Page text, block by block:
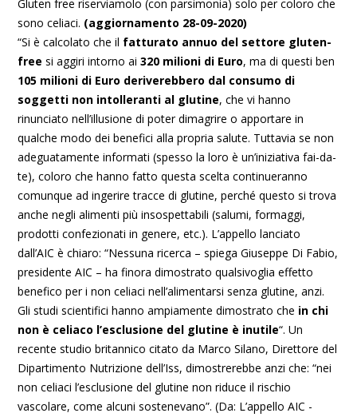
Gluten free riserviamolo (con parsimonia) solo per coloro che
sono celiaci. (aggiornamento 28-09-2020)
“Si è calcolato che il fatturato annuo del settore gluten-
free si aggiri intorno ai 320 milioni di Euro, ma di questi ben
105 milioni di Euro deriverebbero dal consumo di
soggetti non intolleranti al glutine, che vi hanno
rinunciato nell’illusione di poter dimagrire o apportare in
qualche modo dei benefici alla propria salute. Tuttavia se non
adeguatamente informati (spesso la loro è un’iniziativa fai-da-
te), coloro che hanno fatto questa scelta continueranno
comunque ad ingerire tracce di glutine, perché questo si trova
anche negli alimenti più insospettabili (salumi, formaggi,
prodotti confezionati in genere, etc.). L’appello lanciato
dall’AIC è chiaro: “Nessuna ricerca – spiega Giuseppe Di Fabio,
presidente AIC – ha finora dimostrato qualsivoglia effetto
benefico per i non celiaci nell’alimentarsi senza glutine, anzi.
Gli studi scientifici hanno ampiamente dimostrato che in chi
non è celiaco l’esclusione del glutine è inutile“. Un
recente studio britannico citato da Marco Silano, Direttore del
Dipartimento Nutrizione dell’Iss, dimostrerebbe anzi che: “nei
non celiaci l’esclusione del glutine non riduce il rischio
vascolare, come alcuni sostenevano”. (Da: L’appello AIC -